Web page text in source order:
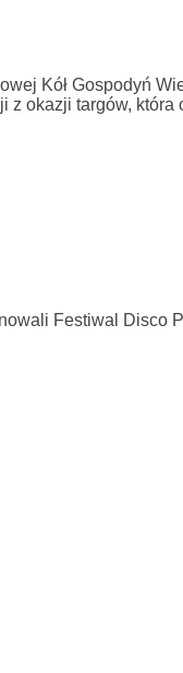
Kół Gospodyń
z okazji targów, która
Festiwal Disco